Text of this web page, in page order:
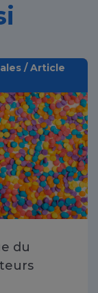
/ Article
du